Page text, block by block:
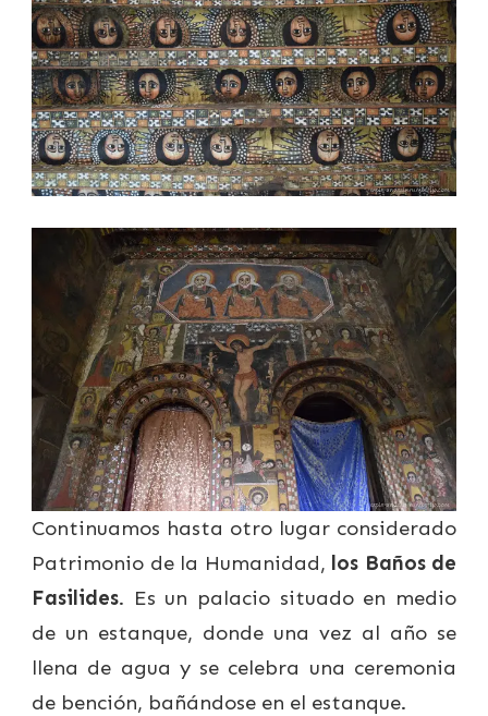
Continuamos hasta otro lugar considerado
Patrimonio de la Humanidad, los Baños de
Fasilides. Es un palacio situado en medio
de un estanque, donde una vez al año se
llena de agua y se celebra una ceremonia
de bención, bañándose en el estanque.